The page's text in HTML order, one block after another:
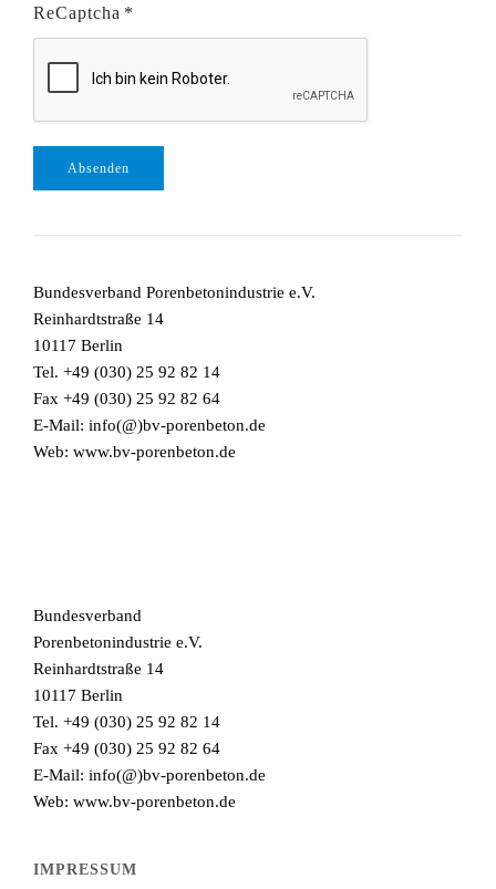
ReCaptcha *
Absenden
Bundesverband Porenbetonindustrie e.V.
Reinhardtstraße 14
10117 Berlin
Tel. +49 (030) 25 92 82 14
Fax +49 (030) 25 92 82 64
E-Mail: info(@)bv-porenbeton.de
Web: www.bv-porenbeton.de
Bundesverband
Porenbetonindustrie e.V.
Reinhardtstraße 14
10117 Berlin
Tel. +49 (030) 25 92 82 14
Fax +49 (030) 25 92 82 64
E-Mail: info(@)bv-porenbeton.de
Web: www.bv-porenbeton.de
IMPRESSUM